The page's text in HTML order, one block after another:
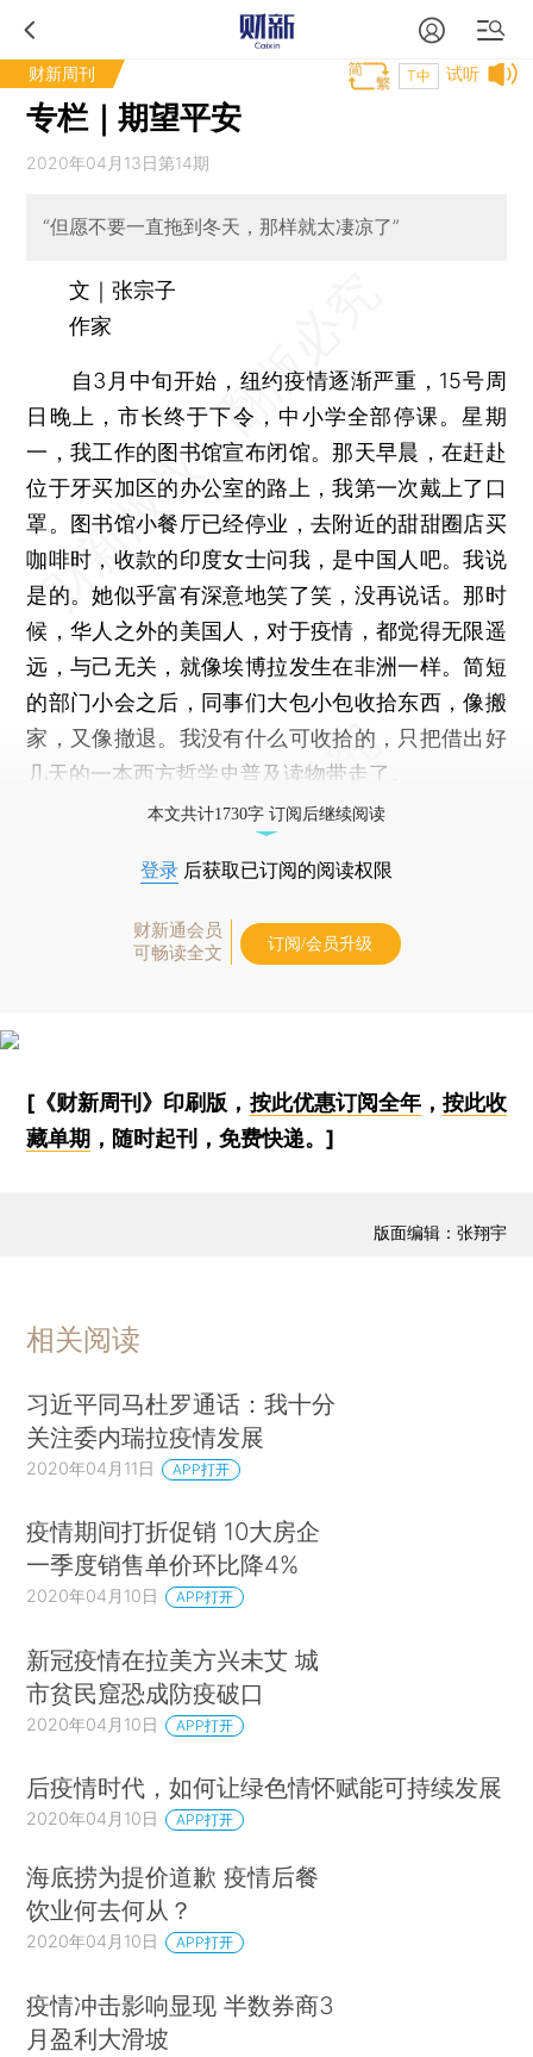
财新周刊 试听
T中
专栏｜期望平安
2020年04月13日第14期
“但愿不要一直拖到冬天，那样就太凄凉了”
文｜张宗子
作家
自3月中旬开始，纽约疫情逐渐严重，15号周
日晚上，市长终于下令，中小学全部停课。星期
一，我工作的图书馆宣布闭馆。那天早晨，在赶赴
位于牙买加区的办公室的路上，我第一次戴上了口
罩。图书馆小餐厅已经停业，去附近的甜甜圈店买
咖啡时，收款的印度女士问我，是中国人吧。我说
是的。她似乎富有深意地笑了笑，没再说话。那时
候，华人之外的美国人，对于疫情，都觉得无限遥
远，与己无关，就像埃博拉发生在非洲一样。简短
的部门小会之后，同事们大包小包收拾东西，像搬
家，又像撤退。我没有什么可收拾的，只把借出好
几天的一本西方哲学史普及读物带走了。
本文共计1730字 订阅后继续阅读
登录 后获取已订阅的阅读权限
财新通会员
可畅读全文
订阅/会员升级
[《财新周刊》印刷版， 按此优惠订阅全年， 按此收
藏单期 ，随时起刊，免费快递。]
版面编辑：张翔宇
相关阅读
习近平同马杜罗通话：我十分
关注委内瑞拉疫情发展
2020年04月11日 APP打开
疫情期间打折促销 10大房企
一季度销售单价环比降4%
2020年04月10日 APP打开
新冠疫情在拉美方兴未艾 城
市贫民窟恐成防疫破口
2020年04月10日 APP打开
后疫情时代，如何让绿色情怀赋能可持续发展
2020年04月10日 APP打开
海底捞为提价道歉 疫情后餐
饮业何去何从？
2020年04月10日 APP打开
疫情冲击影响显现 半数券商3
月盈利大滑坡